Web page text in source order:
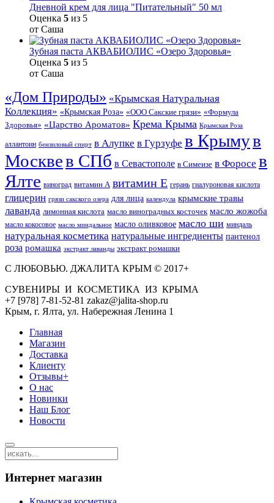
Дневной крем для лица "Питательный" 50 мл
Оценка 5 из 5
от Саша
Зубная паста АКВАБИОЛИС «Озеро Здоровья»
Оценка 5 из 5
от Саша
«Дом Природы» «Крымская Натуральная
Коллекция» «Крымская Роза» «ООО Сакские грязи» «Формула
Здоровья» «Царство Ароматов» Крема Крыма Крымская Роза
аллантоин бензиловый спирт в Алупке в Гурзуфе в Крымув
Москвев СПб в Севастополе в Симеизе в Форосе в
Ялте виноград витамин А витамин Е герань гиалуроновая кислота
глицерин грязи сакского озера для лица календула крымские травы
лаванда лимонная кислота масло виноградных косточек масло жожоба
масло кокосовое масло миндальное масло оливковое масло ши миндаль
натуральная косметика натуральные ингредиенты пантенол
роза ромашка экстракт лаванды экстракт ромашки
С ЛЮБОВЬЮ. ДЖАЛИТА КРЫМ © 2017+
СУВЕНИРЫ И КОСМЕТИКА ИЗ КРЫМА
+7 [978] 7-81-52-81 zakaz@jalita-shop.ru
Крым, г. Ялта, ул. Набережная Ленина 1
Главная
Магазин
Доставка
Клиенту
Отзывы+
О нас
Новинки
Наш Блог
Новости
Интернет магазин